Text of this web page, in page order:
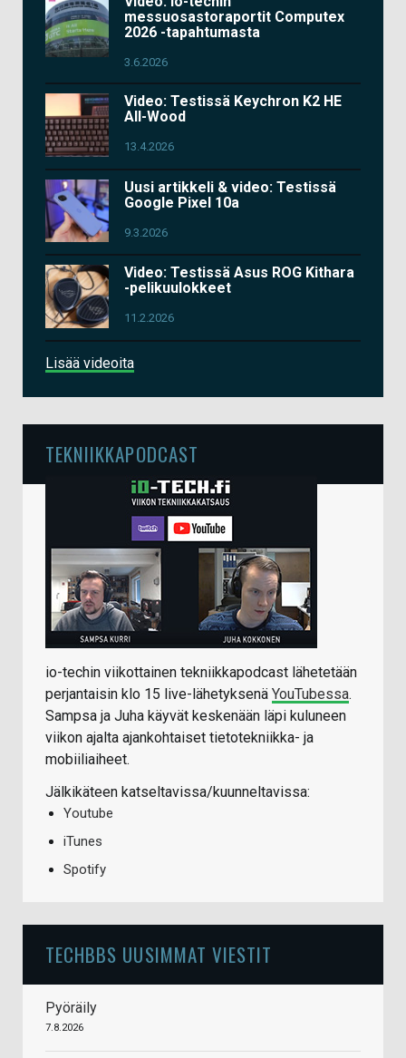
messuosastoraportit Computex
2026 -tapahtumasta
3.6.2026
Video: Testissä Keychron K2 HE
All-Wood
13.4.2026
Uusi artikkeli & video: Testissä
Google Pixel 10a
9.3.2026
Video: Testissä Asus ROG Kithara
-pelikuulokkeet
11.2.2026
Lisää videoita
TEKNIIKKAPODCAST
io-techin viikottainen tekniikkapodcast lähetetään
perjantaisin klo 15 live-lähetyksenä YouTubessa.
Sampsa ja Juha käyvät keskenään läpi kuluneen
viikon ajalta ajankohtaiset tietotekniikka- ja
mobiiliaiheet.
Jälkikäteen katseltavissa/kuunneltavissa:
Youtube
iTunes
Spotify
TECHBBS UUSIMMAT VIESTIT
Pyöräily
7.8.2026